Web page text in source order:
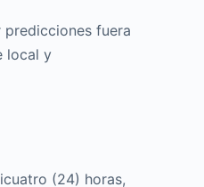
fuera
local y
(24) horas,